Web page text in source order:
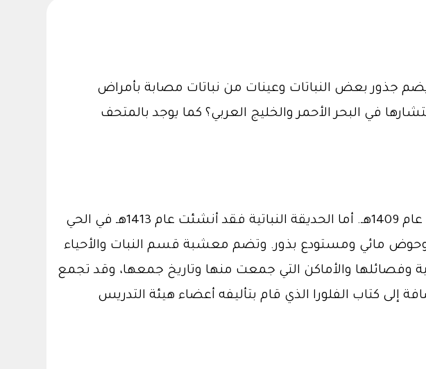
يضم جذور بعض النباتات وعينات من نباتات مصابة بأمراض
في البحر الأحمر والخليج العربي؟ كما يوجد بالمتحف
تأسست المعشبة عام 1385هـ، وتم تسجيلها ضمن سجلات المعاشب العالمية عام 1409هـ. أما الحديقة النباتية فقد أنشئت عام 1413هـ في الحي
زراعية وبيوت محمية وحوض مائي ومستودع بذور. وتضم معشبة قسم النبات والأحياء
وفصائلها والأماكن التي جمعت منها وتاريخ جمعها، وقد تجمع
المعشبة بالإضافة إلى كتاب الفلورا الذي قام بتأليفه أعضاء هيئة التدريس